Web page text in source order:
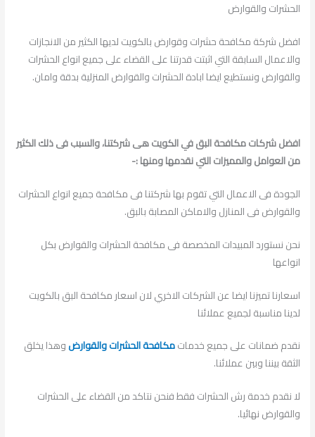
الحشرات والقوارض
افضل شركة مكافحة حشرات وقوارض بالكويت لديها الكثير من الانجازات
والاعمال السابقة التي اثبتت قدرتنا على القضاء على جميع انواع الحشرات
والقوارض ونستطيع ايضا ابادة الحشرات والقوارض المنزلية بدقة وامان.
افضل شركات مكافحة البق في الكويت هى شركتنا، والسبب فى ذلك الكثير
من العوامل والمميزات التي نقدمها ومنها :-
الجودة فى الاعمال التي تقوم بها شركتنا فى مكافحة جميع انواع الحشرات
والقوارض فى المنازل والاماكن المصابة بالبق.
نحن نستورد المبيدات المخصصة فى مكافحة الحشرات والقوارض بكل
انواعها
اسعارنا تميزنا ايضا عن الشركات الاخري لان اسعار مكافحة البق بالكويت
لدينا مناسبة لجميع عملائنا
نقدم ضمانات على جميع خدماتمكافحة الحشرات والقوارضوهذا يخلق
الثقة بيننا وبين عملائنا.
لا نقدم خدمة رش الحشرات فقط فنحن نتاكد من القضاء على الحشرات
والقوارض نهائيا.